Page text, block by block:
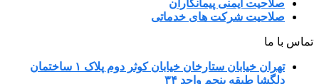
صلاحیت ایمنی پیمانکاران
صلاحیت شرکت های خدماتی
تماس با ما
تهران خیابان ستارخان خیابان کوثر دوم پلاک ۱ ساختمان
دلگشا طبقه پنجم واحد ۳۴